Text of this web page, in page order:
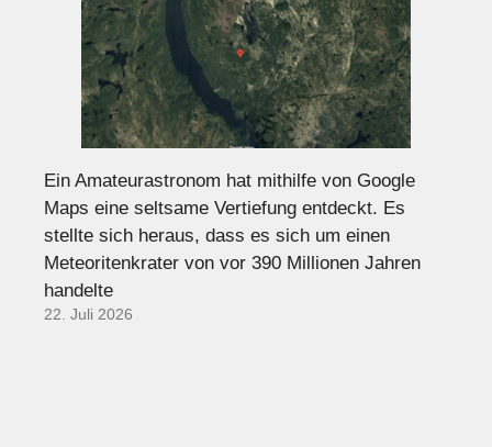
Ein Amateurastronom hat mithilfe von Google
Maps eine seltsame Vertiefung entdeckt. Es
stellte sich heraus, dass es sich um einen
Meteoritenkrater von vor 390 Millionen Jahren
handelte
22. Juli 2026